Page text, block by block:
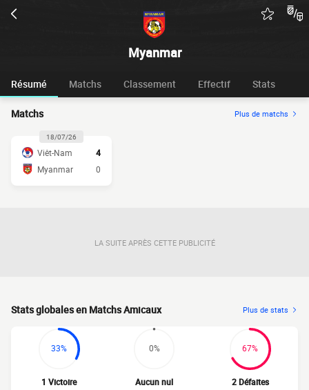
Myanmar
Résumé Matchs Classement Effectif Stats
Matchs Plus de matchs
18/07/26
Viêt-Nam
4
Myanmar
0
LA SUITE APRÈS CETTE PUBLICITÉ
Stats globales en Matchs Amicaux Plus de stats
33%
1 Victoire
0%
Aucun nul
67%
2 Défaites